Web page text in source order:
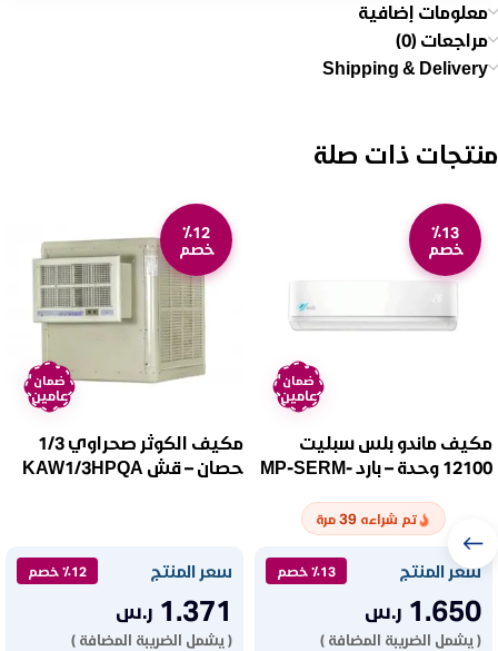
معلومات إضافية
مراجعات (0)
Shipping & Delivery
منتجات ذات صلة
٪13
خصم
ضمان
عامين
مكيف ماندو بلس سبليت
12100 وحدة – بارد MP-SERM-
تم شراءه 39 مرة
سعر المنتج ٪13 خصم
1.650 ر.س
( يشمل الضريبة المضافة )
٪12
خصم
ضمان
عامين
مكيف الكوثر صحراوي 1/3
حصان – قش KAW1/3HPQA
سعر المنتج ٪12 خصم
1.371 ر.س
( يشمل الضريبة المضافة )